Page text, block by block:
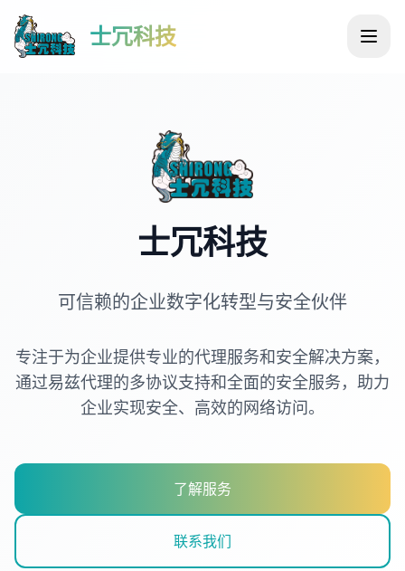
士冗科技
士冗科技
可信赖的企业数字化转型与安全伙伴
专注于为企业提供专业的代理服务和安全解决方案，
通过易兹代理的多协议支持和全面的安全服务，助力
企业实现安全、高效的网络访问。
了解服务
联系我们